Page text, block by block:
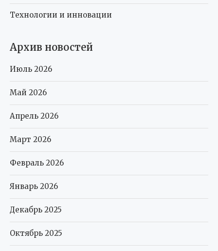
Технологии и инновации
Архив новостей
Июль 2026
Май 2026
Апрель 2026
Март 2026
Февраль 2026
Январь 2026
Декабрь 2025
Октябрь 2025